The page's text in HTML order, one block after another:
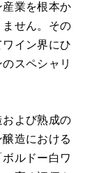
業を根本か
せん。その
イン界にひ
スペシャリ
よび熟成の
造における
ルドー白ワ